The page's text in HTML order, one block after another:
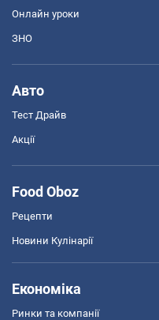
Онлайн уроки
ЗНО
Авто
Тест Драйв
Акції
Food Oboz
Рецепти
Новини Кулінарії
Економіка
Ринки та компанії